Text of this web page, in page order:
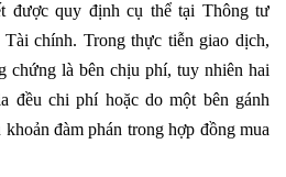
được quy định cụ thể tại Thông tư
chính. Trong thực tiễn giao dịch,
chứng là bên chịu phí, tuy nhiên hai
đều chi phí hoặc do một bên gánh
đàm phán trong hợp đồng mua